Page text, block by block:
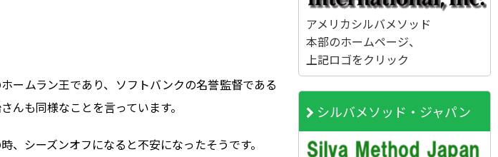
ームラン王であり、ソフトバンクの名誉監督である
んも同様なことを言っています。
、シーズンオフになると不安になったそうです。
アメリカシルバメソッド
本部のホームページ、
上記ロゴをクリック
シルバメソッド・ジャパン